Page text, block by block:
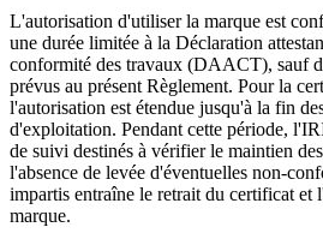
L'autorisation d'utiliser la marque est
une durée limitée à la Déclaration
conformité des travaux (DAACT), sauf
prévus au présent Règlement. Pour la
l'autorisation est étendue jusqu'à la fin
d'exploitation. Pendant cette période,
de suivi destinés à vérifier le maintien
l'absence de levée d'éventuelles non-
impartis entraîne le retrait du certificat et
marque.